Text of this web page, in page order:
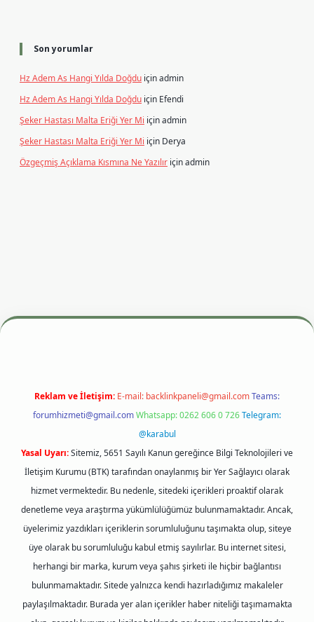
Son yorumlar
Hz Adem As Hangi Yılda Doğdu içinadmin
Hz Adem As Hangi Yılda Doğdu için Efendi
Şeker Hastası Malta Eriği Yer Mi içinadmin
Şeker Hastası Malta Eriği Yer Mi için Derya
Özgeçmiş Açıklama Kısmına Ne Yazılır içinadmin
betexper.xyzm elexbet
Reklam ve İletişim: E-mail: backlinkpaneli@gmail.comTeams:
forumhizmeti@gmail.comWhatsapp: 0262 606 0 726Telegram:
@karabul
Yasal Uyarı:Sitemiz, 5651 Sayılı Kanun gereğince Bilgi Teknolojileri ve
İletişim Kurumu (BTK) tarafından onaylanmış bir Yer Sağlayıcı olarak
hizmet vermektedir. Bu nedenle, sitedeki içerikleri proaktif olarak
denetleme veya araştırma yükümlülüğümüz bulunmamaktadır. Ancak,
üyelerimiz yazdıkları içeriklerin sorumluluğunu taşımakta olup, siteye
üye olarak bu sorumluluğu kabul etmiş sayılırlar. Bu internet sitesi,
herhangi bir marka, kurum veya şahıs şirketi ile hiçbir bağlantısı
bulunmamaktadır. Sitede yalnızca kendi hazırladığımız makaleler
paylaşılmaktadır. Burada yer alan içerikler haber niteliği taşımamakta